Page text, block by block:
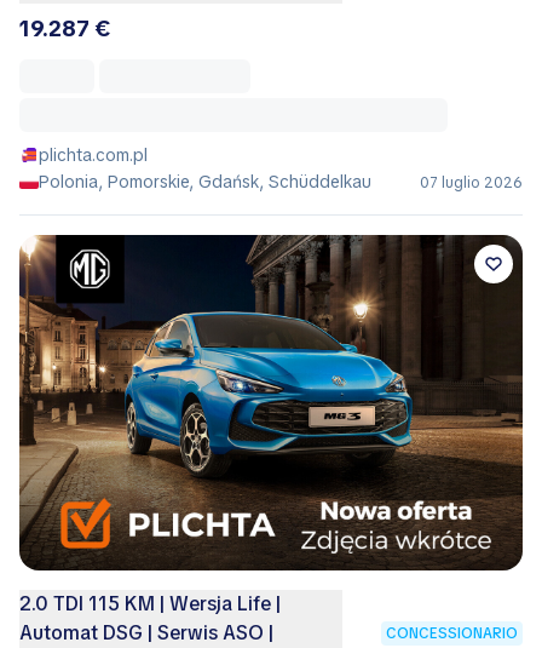
19.287 €
plichta.com.pl
Polonia, Pomorskie, Gdańsk, Schüddelkau
07 luglio 2026
2.0 TDI 115 KM | Wersja Life |
Automat DSG | Serwis ASO |
CONCESSIONARIO